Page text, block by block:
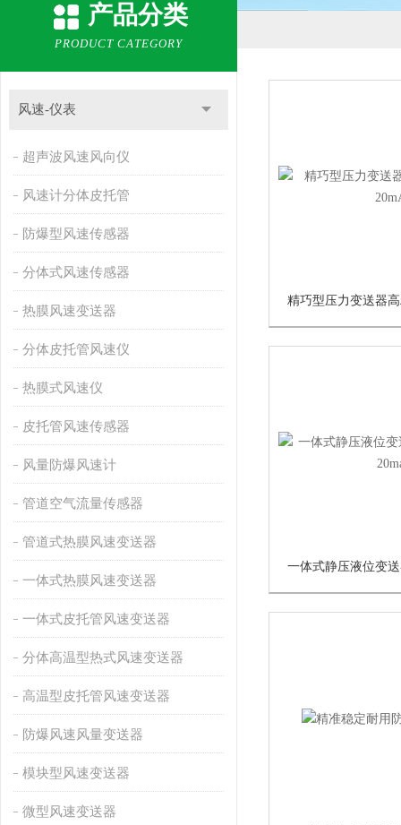
产品分类
PRODUCT CATEGORY
风速-仪表
超声波风速风向仪
风速计分体皮托管
防爆型风速传感器
分体式风速传感器
热膜风速变送器
分体皮托管风速仪
热膜式风速仪
皮托管风速传感器
风量防爆风速计
管道空气流量传感器
管道式热膜风速变送器
一体式热膜风速变送器
一体式皮托管风速变送器
分体高温型热式风速变送器
高温型皮托管风速变送器
防爆风速风量变送器
模块型风速变送器
微型风速变送器